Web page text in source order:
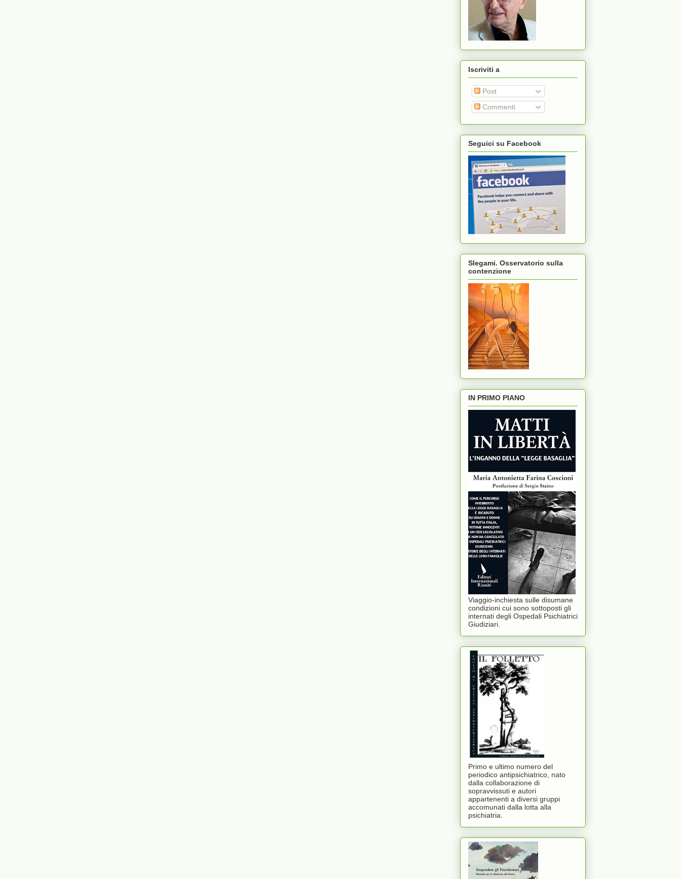
Iscriviti a
Post
Commenti
Seguici su Facebook
Slegami. Osservatorio sulla
contenzione
IN PRIMO PIANO
Viaggio-inchiesta sulle disumane
condizioni cui sono sottoposti gli
internati degli Ospedali Psichiatrici
Giudiziari.
Primo e ultimo numero del
periodico antipsichiatrico, nato
dalla collaborazione di
sopravvissuti e autori
appartenenti a diversi gruppi
accomunati dalla lotta alla
psichiatria.